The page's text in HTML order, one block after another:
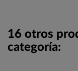
16 otros
categoría: